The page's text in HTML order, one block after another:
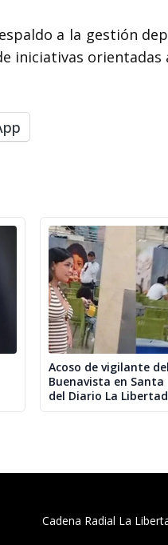
a la gestión
iniciativas
Acoso de vigilante
Buenavista en
del Diario La
Cadena Radial La